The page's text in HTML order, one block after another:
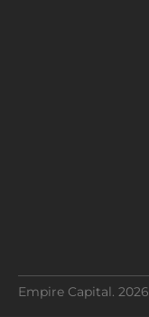
Empire Capital. 2026